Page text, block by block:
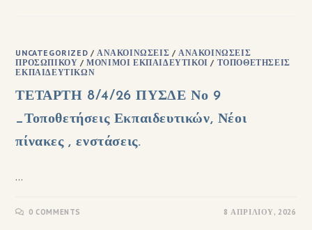
UNCATEGORIZED /ΑΝΑΚΟΙΝΏΣΕΙΣ /ΑΝΑΚΟΙΝΏΣΕΙΣ
ΠΡΟΣΩΠΙΚΟΎ /ΜΌΝΙΜΟΙ ΕΚΠΑΙΔΕΥΤΙΚΟΊ / ΤΟΠΟΘΕΤΉΣΕΙΣ
ΕΚΠΑΙΔΕΥΤΙΚΏΝ
ΤΕΤΑΡΤΗ 8/4/26 ΠΥΣΔΕ Νο 9
_Τοποθετήσεις Εκπαιδευτικών, Νέοι
πίνακες , ενστάσεις.
…
0 COMMENTS 8 ΑΠΡΙΛΊΟΥ, 2026